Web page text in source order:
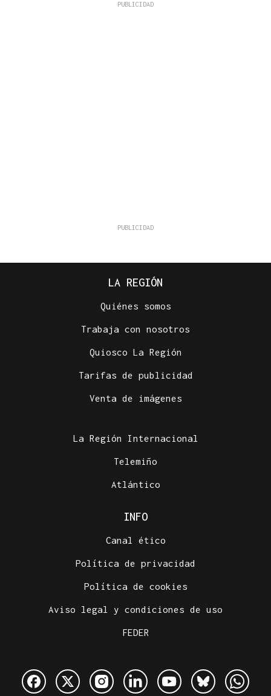
LA REGIÓN
Quiénes somos
Trabaja con nosotros
Quiosco La Región
Tarifas de publicidad
Venta de imágenes
La Región Internacional
Telemiño
Atlántico
INFO
Canal ético
Política de privacidad
Política de cookies
Aviso legal y condiciones de uso
FEDER